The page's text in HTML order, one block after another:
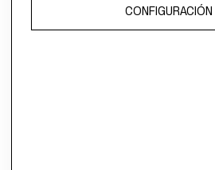
El contenido de esta página web está